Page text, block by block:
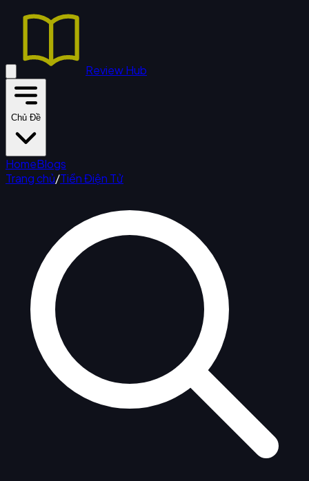
Review Hub
Chủ Đề
HomeBlogs
Trang chủ/Tiền Điện Tử